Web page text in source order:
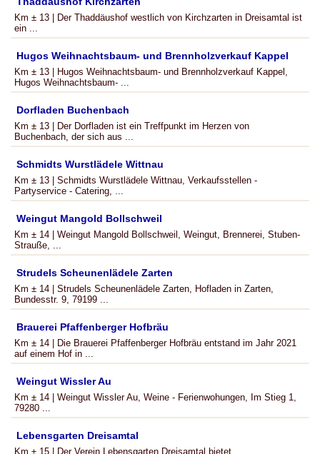
Km ± 13 | Der Thaddäushof westlich von Kirchzarten in Dreisamtal ist
ein ...
Hugos Weihnachtsbaum- und Brennholzverkauf Kappel
Km ± 13 | Hugos Weihnachtsbaum- und Brennholzverkauf Kappel,
Hugos Weihnachtsbaum- ...
Dorfladen Buchenbach
Km ± 13 | Der Dorfladen ist ein Treffpunkt im Herzen von
Buchenbach, der sich aus ...
Schmidts Wurstlädele Wittnau
Km ± 13 | Schmidts Wurstlädele Wittnau, Verkaufsstellen -
Partyservice - Catering, ...
Weingut Mangold Bollschweil
Km ± 14 | Weingut Mangold Bollschweil, Weingut, Brennerei, Stuben-
Strauße, ...
Strudels Scheunenlädele Zarten
Km ± 14 | Strudels Scheunenlädele Zarten, Hofladen in Zarten,
Bundesstr. 9, 79199 ...
Brauerei Pfaffenberger Hofbräu
Km ± 14 | Die Brauerei Pfaffenberger Hofbräu entstand im Jahr 2021
auf einem Hof in ...
Weingut Wissler Au
Km ± 14 | Weingut Wissler Au, Weine - Ferienwohungen, Im Stieg 1,
79280 ...
Lebensgarten Dreisamtal
Km ± 15 | Der Verein Lebensgarten Dreisamtal bietet